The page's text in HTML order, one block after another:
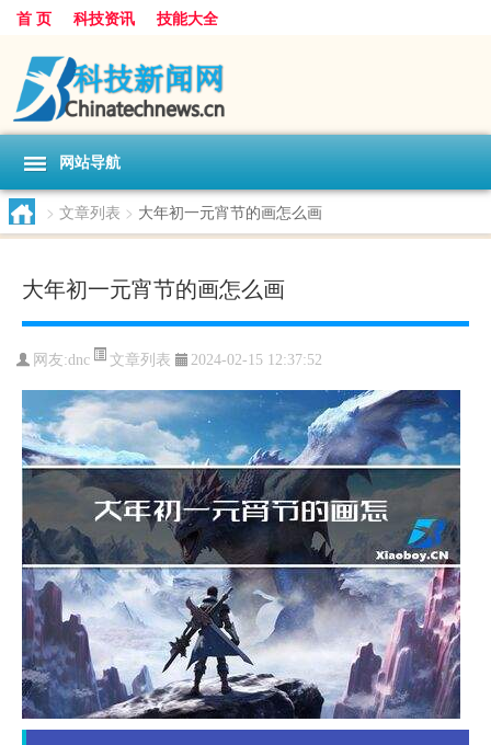
首 页 科技资讯 技能大全
网站导航
> 文章列表 > 大年初一元宵节的画怎么画
大年初一元宵节的画怎么画
网友:dnc 文章列表 2024-02-15 12:37:52